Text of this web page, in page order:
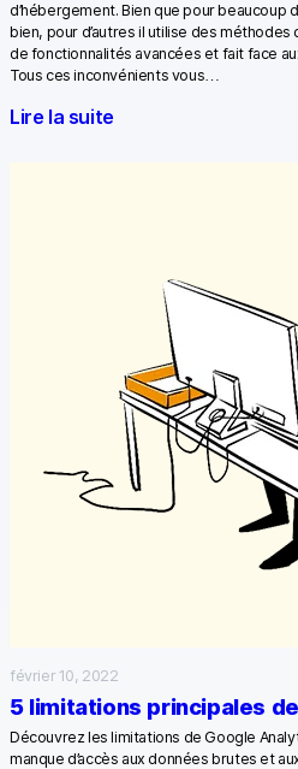
d’hébergement. Bien que pour
bien, pour d’autres il utilise des méthodes
de fonctionnalités avancées et fait face
Tous ces inconvénients vous…
Lire la suite
février 10, 2022
5 limitations principales
Découvrez les limitations de Google
manque d’accès aux données brutes et